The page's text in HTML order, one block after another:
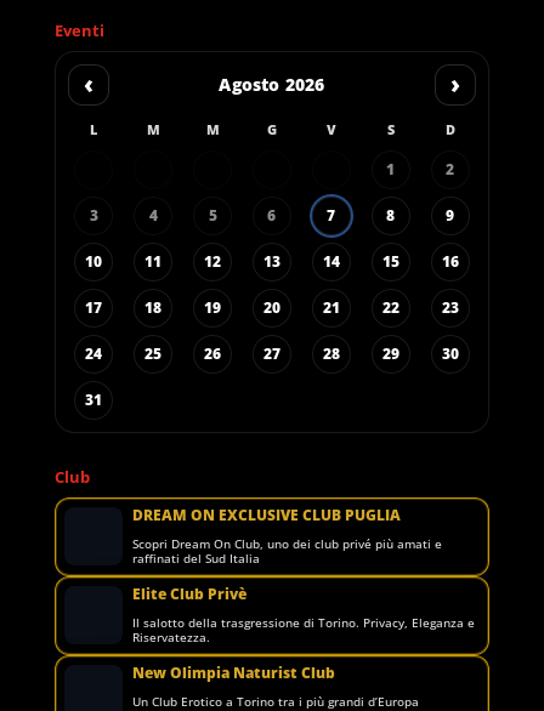
Eventi
‹ Agosto 2026 ›
L M M G V S D
1 2
3 4 5 6 7 8 9
10 11 12 13 14 15 16
17 18 19 20 21 22 23
24 25 26 27 28 29 30
31
Club
DREAM ON EXCLUSIVE CLUB PUGLIA
Scopri Dream On Club, uno dei club privé più amati e
raffinati del Sud Italia
Elite Club Privè
Il salotto della trasgressione di Torino. Privacy, Eleganza e
Riservatezza.
New Olimpia Naturist Club
Un Club Erotico a Torino tra i più grandi d’Europa